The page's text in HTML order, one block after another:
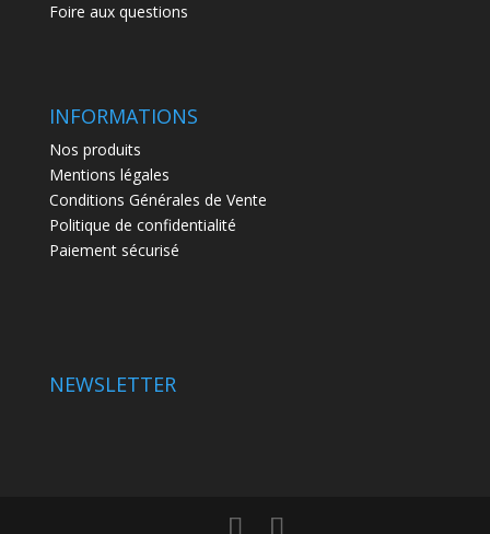
Foire aux questions
INFORMATIONS
Nos produits
Mentions légales
Conditions Générales de Vente
Politique de confidentialité
Paiement sécurisé
NEWSLETTER